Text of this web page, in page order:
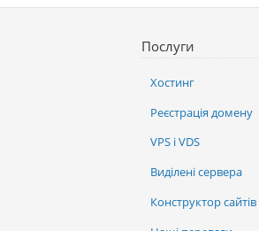
Послуги
Хостинг
Реєстрація домену
VPS і VDS
Виділені сервера
Конструктор сайтів